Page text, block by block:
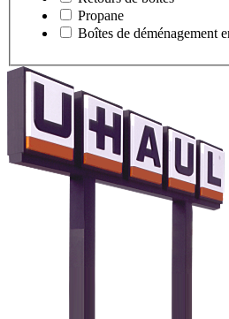
Propane
Boîtes de déménagement